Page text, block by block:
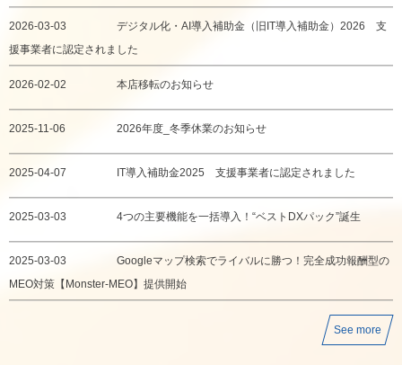
2026-03-03
デジタル化・AI導入補助金（旧IT導入補助金）2026 支
援事業者に認定されました
2026-02-02 本店移転のお知らせ
2025-11-06 2026年度_冬季休業のお知らせ
2025-04-07 IT導入補助金2025 支援事業者に認定されました
2025-03-03 4つの主要機能を一括導入！“ベストDXパック”誕生
2025-03-03
Googleマップ検索でライバルに勝つ！完全成功報酬型の
MEO対策【Monster-MEO】提供開始
See more